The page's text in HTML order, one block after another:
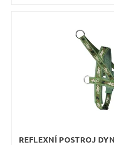
REFLEXNÍ POSTROJ